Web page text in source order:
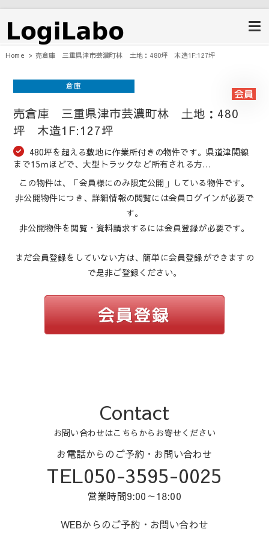
ロジラボ
動車整備工場・倉庫・事業用不動産
のポータルサイト
Home 売倉庫 三重県津市芸濃町林 土地：480坪 木造1F:127坪
倉庫
売倉庫 三重県津市芸濃町林 土地：480
坪 木造1F:127坪
480坪を超える敷地に作業所付きの物件です。県道津関線
まで15ｍほどで、大型トラックなど所有される方…
この物件は、「会員様にのみ限定公開」している物件です。
非公開物件につき、詳細情報の閲覧には会員ログインが必要で
す。
非公開物件を閲覧・資料請求するには会員登録が必要です。
まだ会員登録をしていない方は、簡単に会員登録ができますの
で是非ご登録ください。
Contact
お問い合わせはこちらからお寄せください
お電話からのご予約・お問い合わせ
TEL050-3595-0025
営業時間9:00～18:00
WEBからのご予約・お問い合わせ